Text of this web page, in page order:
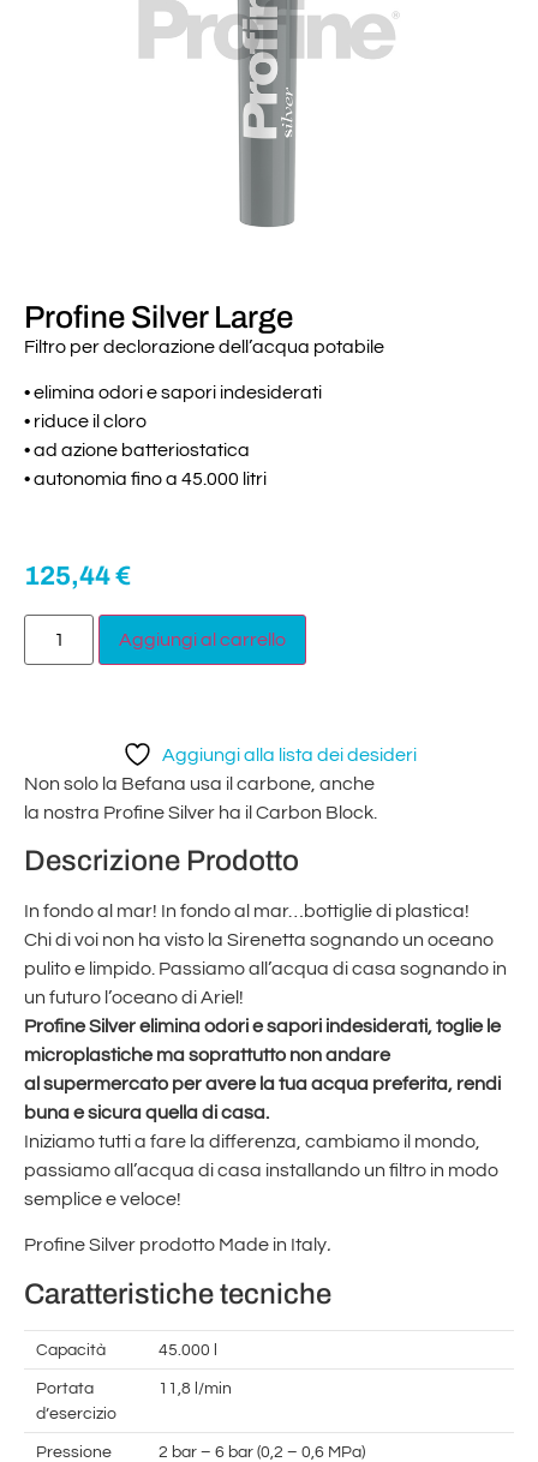
Profine Silver Large
Filtro per declorazione dell’acqua potabile
• elimina odori e sapori indesiderati
• riduce il cloro
• ad azione batteriostatica
• autonomia fino a 45.000 litri
125,44€
Aggiungi al carrello
Aggiungi alla lista dei desideri
Non solo la Befana usa il carbone, anche
la nostra Profine Silver ha il Carbon Block.
Descrizione Prodotto
In fondo al mar! In fondo al mar…bottiglie di plastica!
Chi di voi non ha visto la Sirenetta sognando un oceano
pulito e limpido. Passiamo all’acqua di casa sognando in
un futuro l’oceano di Ariel!
Profine Silver elimina odori e sapori indesiderati, toglie le
microplastiche ma soprattutto non andare
al supermercato per avere la tua acqua preferita, rendi
buna e sicura quella di casa.
Iniziamo tutti a fare la differenza, cambiamo il mondo,
passiamo all’acqua di casa installando un filtro in modo
semplice e veloce!
Profine Silver prodotto Made in Italy.
Caratteristiche tecniche
Capacità 45.000 l
Portata
d’esercizio
11,8 l/min
Pressione
2 bar – 6 bar (0,2 – 0,6 MPa)